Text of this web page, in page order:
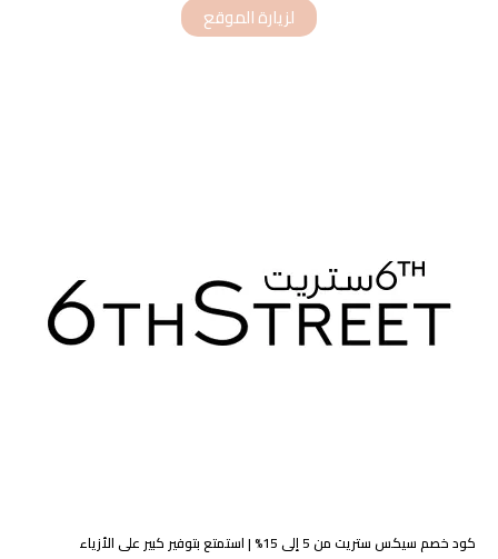
لزيارة الموقع
كود خصم سيكس ستريت من 5 إلى 15% | استمتع بتوفير كبير على الأزياء